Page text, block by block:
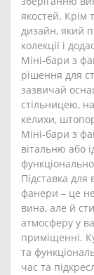
якостей. Крім
дизайн, який
колекції і
Міні-бари з
рішення для
зазвичай
стільницею,
келихи,
Міні-бари з
вітальню або
Підставка для
фанери – це
вина, але й
атмосферу у
приміщенні.
та
час та